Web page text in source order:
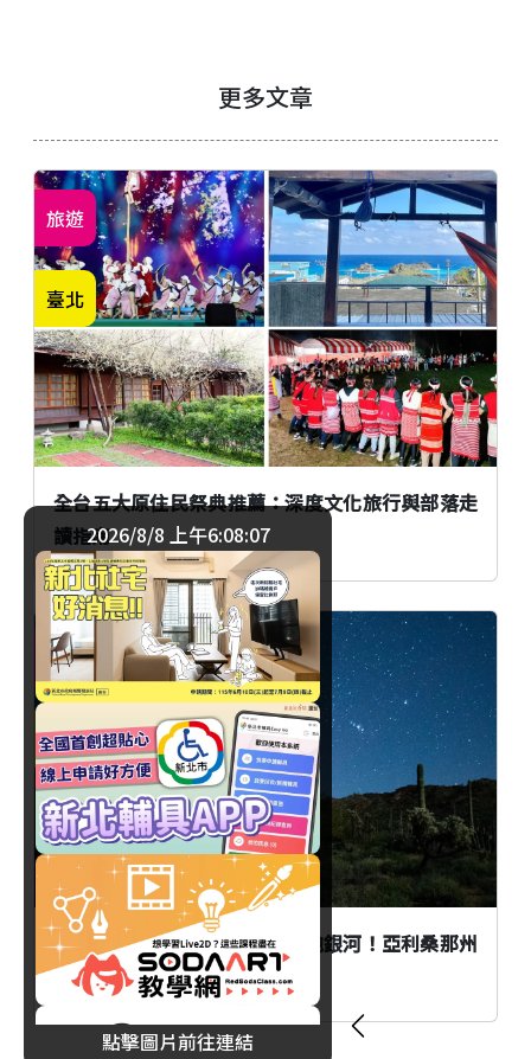
更多文章
全台五大原住民祭典推薦：深度文化旅行與部落走
讀指南
旅遊
臺北
白天漫步仙人掌森林、夜晚擁抱銀河！亞利桑那州
最浪漫的夜間玩法
旅遊
歐美
2026/8/8 上午6:08:08
點擊圖片前往連結